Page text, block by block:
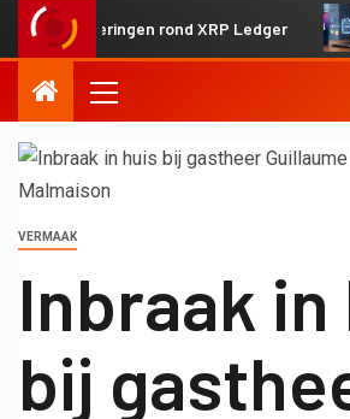
rond XRP Ledger
VERMAAK
Inbraak in
bij